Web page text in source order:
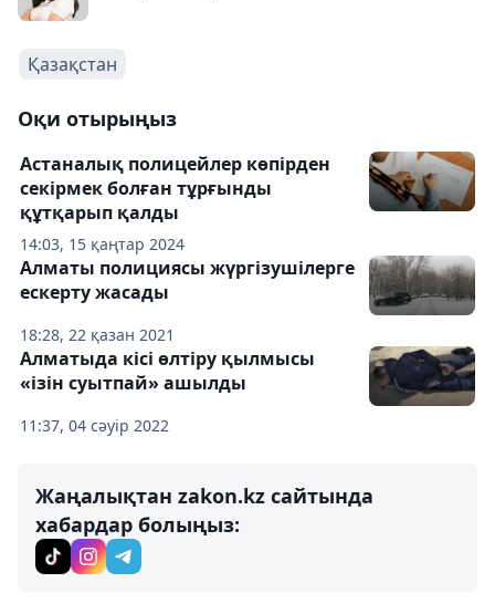
Қазақстан
Оқи отырыңыз
14:03, 15 қаңтар 2024
Астаналық полицейлер көпірден
секірмек болған тұрғынды
құтқарып қалды
18:28, 22 қазан 2021
Алматы полициясы жүргізушілерге
ескерту жасады
11:37, 04 сәуір 2022
Алматыда кісі өлтіру қылмысы
«ізін суытпай» ашылды
Жаңалықтан zakon.kz сайтында
хабардар болыңыз: